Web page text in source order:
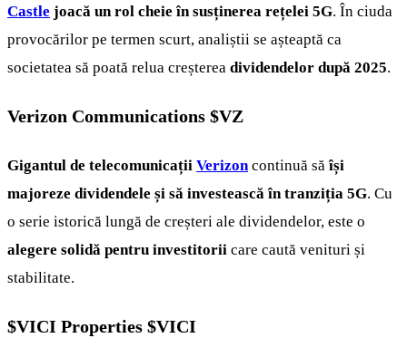
Castle joacă un rol cheie în susținerea rețelei 5G. În ciuda
provocărilor pe termen scurt, analiștii se așteaptă ca
societatea să poată relua creșterea dividendelor după 2025.
Verizon Communications $VZ
Gigantul de telecomunicații Verizoncontinuă săîși
majoreze dividendele și să investească în tranziția 5G. Cu
o serie istorică lungă de creșteri ale dividendelor, este o
alegere solidă pentru investitorii care caută venituri și
stabilitate.
$VICI Properties $VICI